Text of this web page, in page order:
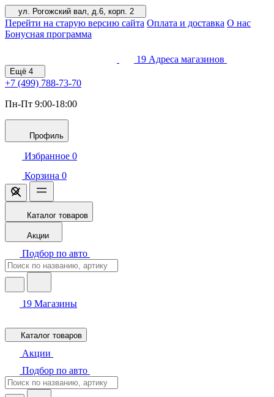
ул. Рогожский вал, д.6, корп. 2
Перейти на старую версию сайта Оплата и доставка О нас
Бонусная программа
19 Адреса магазинов
Ещё 4
+7 (499) 788-73-70
Пн-Пт 9:00-18:00
Профиль
Избранное 0
Корзина 0
Каталог товаров
Акции
Подбор по авто
19 Магазины
Каталог товаров
Акции
Подбор по авто